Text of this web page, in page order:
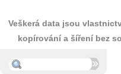
Veškerá data jsou
kopírování a šíření bez